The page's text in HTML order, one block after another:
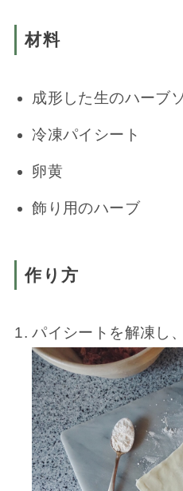
材料
成形した生のハーブ
冷凍パイシート
卵黄
飾り用のハーブ
作り方
パイシートを解凍し